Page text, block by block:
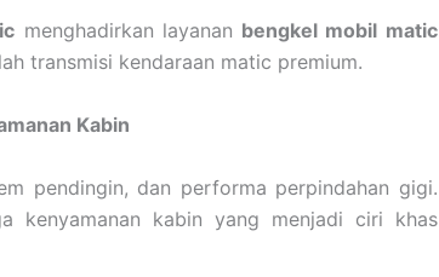
menghadirkan layanan bengkel mobil matic
transmisi kendaraan matic premium.
Kabin
pendingin, dan performa perpindahan gigi.
kenyamanan kabin yang menjadi ciri khas